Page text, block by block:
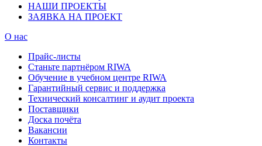
НАШИ ПРОЕКТЫ
ЗАЯВКА НА ПРОЕКТ
О нас
Прайс-листы
Станьте партнёром RIWA
Обучение в учебном центре RIWA
Гарантийный сервис и поддержка
Технический консалтинг и аудит проекта
Поставщики
Доска почёта
Вакансии
Контакты